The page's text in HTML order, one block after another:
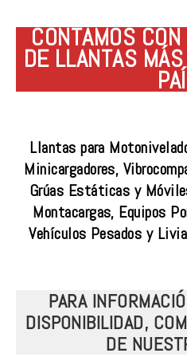
CONTAMOS
DE LLANTAS
Llantas para
Minicargadores,
Grúas Estáticas y
Montacargas, Equipos
Vehículos Pesados y
PARA
DISPONIBILIDAD,
DE